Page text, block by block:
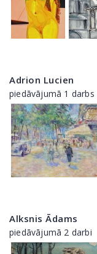
Adrion Lucien
piedāvājumā 1 darbs
Alksnis Ādams
piedāvājumā 2 darbi